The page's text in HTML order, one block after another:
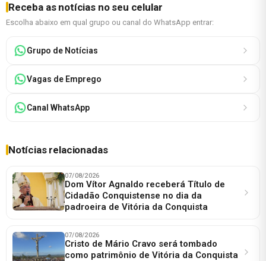
Receba as notícias no seu celular
Escolha abaixo em qual grupo ou canal do WhatsApp entrar:
Grupo de Notícias
Vagas de Emprego
Canal WhatsApp
Notícias relacionadas
07/08/2026
Dom Vítor Agnaldo receberá Título de
Cidadão Conquistense no dia da
padroeira de Vitória da Conquista
07/08/2026
Cristo de Mário Cravo será tombado
como patrimônio de Vitória da Conquista